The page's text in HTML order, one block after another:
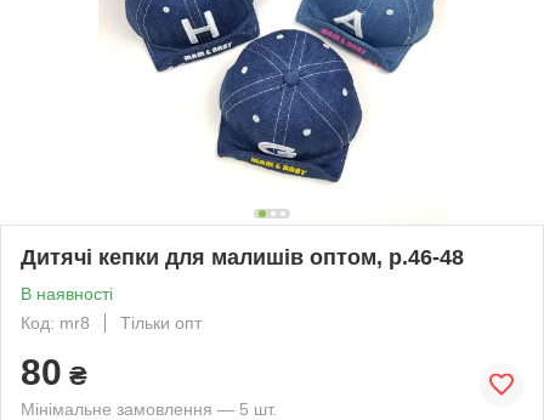
Дитячі кепки для малишів оптом, р.46-48
В наявності
Код: mr8
Тільки опт
80 ₴
Мінімальне замовлення — 5 шт.